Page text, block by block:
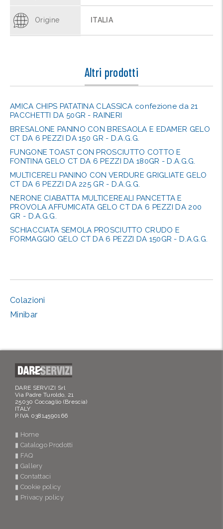
Origine ITALIA
Altri prodotti
AMICA CHIPS PATATINA CLASSICA confezione da 21
PACCHETTI DA 50GR - RAINERI
BRESALONE PANINO CON BRESAOLA E EDAMER GELO
CT DA 6 PEZZI DA 150 GR - D.A.G.G.
FUNGONE TOAST CON PROSCIUTTO COTTO E
FONTINA GELO CT DA 6 PEZZI DA 180GR - D.A.G.G.
MULTICERELI PANINO CON VERDURE GRIGLIATE GELO
CT DA 6 PEZZI DA 225 GR - D.A.G.G.
NERONE CIABATTA MULTICEREALI PANCETTA E
PROVOLA AFFUMICATA GELO CT DA 6 PEZZI DA 200
GR - D.A.G.G.
SCHIACCIATA SEMOLA PROSCIUTTO CRUDO E
FORMAGGIO GELO CT DA 6 PEZZI DA 150GR - D.A.G.G.
Colazioni
Minibar
DARE SERVIZI Srl
Via Padre Turoldo, 21
25030 Coccaglio (Brescia)
ITALY
P.IVA 03814590166
▮ Home
▮ Catalogo Prodotti
▮ FAQ
▮ Gallery
▮ Contattaci
▮ Cookie policy
▮ Privacy policy